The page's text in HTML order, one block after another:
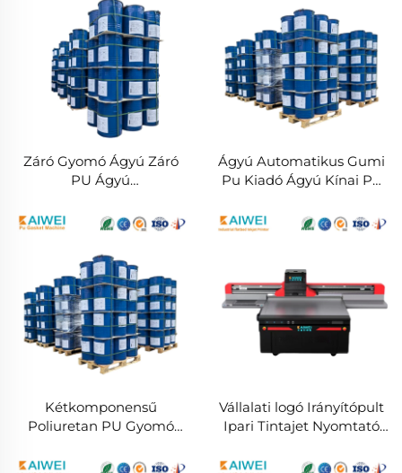
Záró Gyomó Ágyú Záró
PU Ágyú
Poliuretan Nyersanyagok
Ágyú Automatikus Gumi
Pu Kiadó Ágyú Kínai Pu
Kétkomponensű
Poliuretan PU Gyomó
Kemikáliák
Vállalati logó Irányítópult
Ipari Tintajet Nyomtató
Nyomtatási Fej Flex